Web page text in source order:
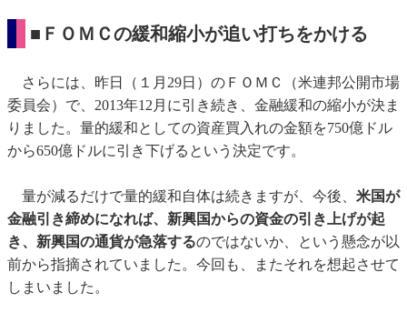
■ＦＯＭＣの緩和縮小が追い打ちをかける
さらには、昨日（１月29日）のＦＯＭＣ（米連邦公開市場
委員会）で、2013年12月に引き続き、金融緩和の縮小が決ま
りました。量的緩和としての資産買入れの金額を750億ドル
から650億ドルに引き下げるという決定です。
量が減るだけで量的緩和自体は続きますが、今後、 米国が
金融引き締めになれば、新興国からの資金の引き上げが起
き、新興国の通貨が急落するのではないか、という懸念が以
前から指摘されていました。今回も、またそれを想起させて
しまいました。